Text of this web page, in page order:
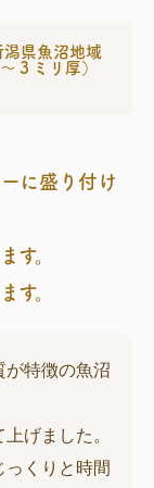
潟県魚沼地域
３ミリ厚）
に盛り付け
す。
す。
特徴の魚沼
げました。
くりと時間